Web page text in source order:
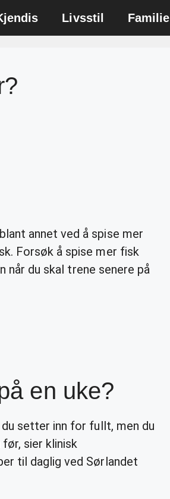
Livsstil Familie
annet ved å spise mer
Forsøk å spise mer fisk
når du skal trene senere på
en uke?
setter inn for fullt, men du
sier klinisk
til daglig ved Sørlandet